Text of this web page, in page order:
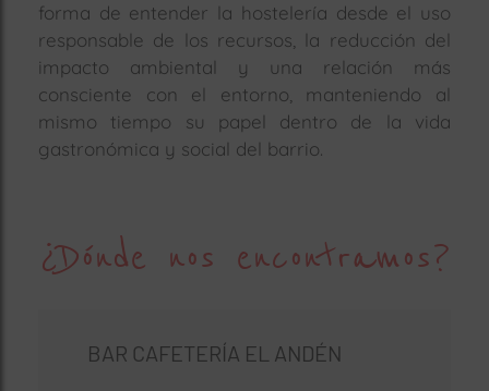
forma de entender la hostelería desde el uso
responsable de los recursos, la reducción del
impacto ambiental y una relación más
consciente con el entorno, manteniendo al
mismo tiempo su papel dentro de la vida
gastronómica y social del barrio.
¿Dónde nos encontramos?
BAR CAFETERÍA EL ANDÉN